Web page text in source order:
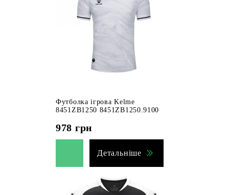
Футболка ігрова Kelme
8451ZB1250 8451ZB1250.9100
978 грн
Детальніше